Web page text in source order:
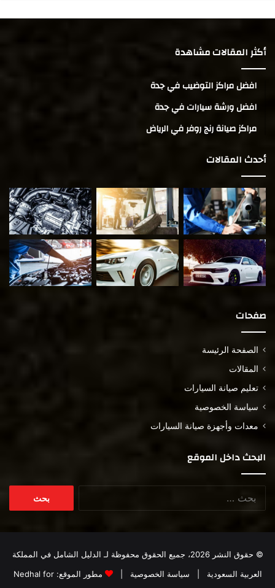
أكثر المقالات مشاهدة
افضل مراكز التوضيب في جدة
افضل ورشة سيارات في جدة
مراكز صيانة رنج روفر في الرياض
أحدث المقالات
صفحات
الصفحة الرئيسة
المقالات
تعليم صيانة السيارات
سياسة الخصوصية
معدات وأجهزة صيانة السيارات
البحث داخل الموقع
© حقوق النشر 2026، جميع الحقوق محفوظة لـ
الدليل الشامل في المملكة
العربية السعودية
سياسة الخصوصية | مطور الموقع:Nedhal for